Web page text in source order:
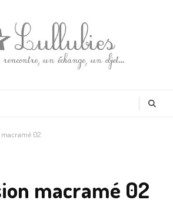
macramé 02
macramé 02